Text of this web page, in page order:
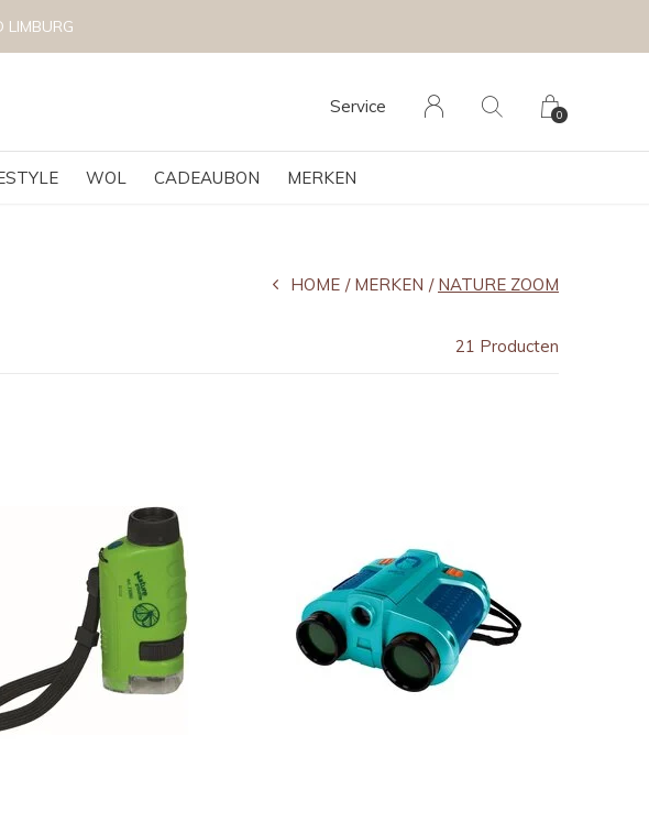
WOL CADEAUBON MERKEN
Service 0
LIMBURG
HOME MERKEN NATURE ZOOM
21 Producten